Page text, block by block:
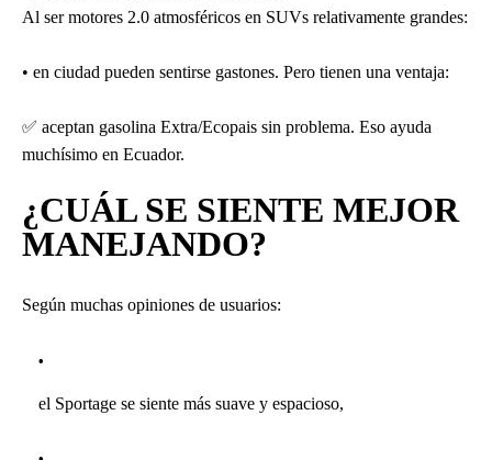
Al ser motores 2.0 atmosféricos en SUVs relativamente grandes:
• en ciudad pueden sentirse gastones. Pero tienen una ventaja:
✅ aceptan gasolina Extra/Ecopais sin problema. Eso ayuda
muchísimo en Ecuador.
¿CUÁL SE SIENTE MEJOR
MANEJANDO?
Según muchas opiniones de usuarios:
el Sportage se siente más suave y espacioso,